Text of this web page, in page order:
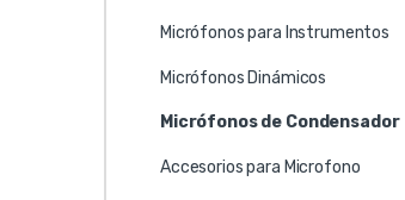
Micrófonos para Instrumentos
Micrófonos Dinámicos
Micrófonos de Condensador
Accesorios para Microfono